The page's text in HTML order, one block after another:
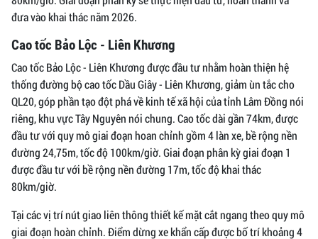
đưa vào khai thác năm 2026.
Cao tốc Bảo Lộc - Liên Khương
Cao tốc Bảo Lộc - Liên Khương được đầu tư nhằm hoàn thiện hệ
thống đường bộ cao tốc Dầu Giây - Liên Khương, giảm ùn tắc cho
QL20, góp phần tạo đột phá về kinh tế xã hội của tỉnh Lâm Đồng nói
riêng, khu vực Tây Nguyên nói chung. Cao tốc dài gần 74km, được
đầu tư với quy mô giai đoạn hoan chỉnh gồm 4 làn xe, bề rộng nền
đường 24,75m, tốc độ 100km/giờ. Giai đoạn phân kỳ giai đoạn 1
được đầu tư với bề rộng nền đường 17m, tốc độ khai thác
80km/giờ.
Tại các vị trí nút giao liên thông thiết kế mặt cắt ngang theo quy mô
giai đoạn hoàn chỉnh. Điểm dừng xe khẩn cấp được bố trí khoảng 4